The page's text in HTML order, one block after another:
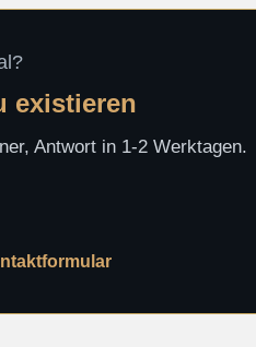
existieren
Antwort in 1-2 Werktagen.